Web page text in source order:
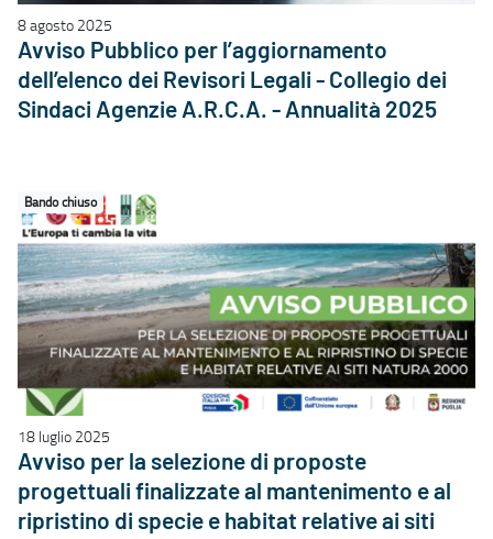
8 agosto 2025
Avviso Pubblico per l’aggiornamento
dell’elenco dei Revisori Legali - Collegio dei
Sindaci Agenzie A.R.C.A. - Annualità 2025
Bando chiuso
18 luglio 2025
Avviso per la selezione di proposte
progettuali finalizzate al mantenimento e al
ripristino di specie e habitat relative ai siti